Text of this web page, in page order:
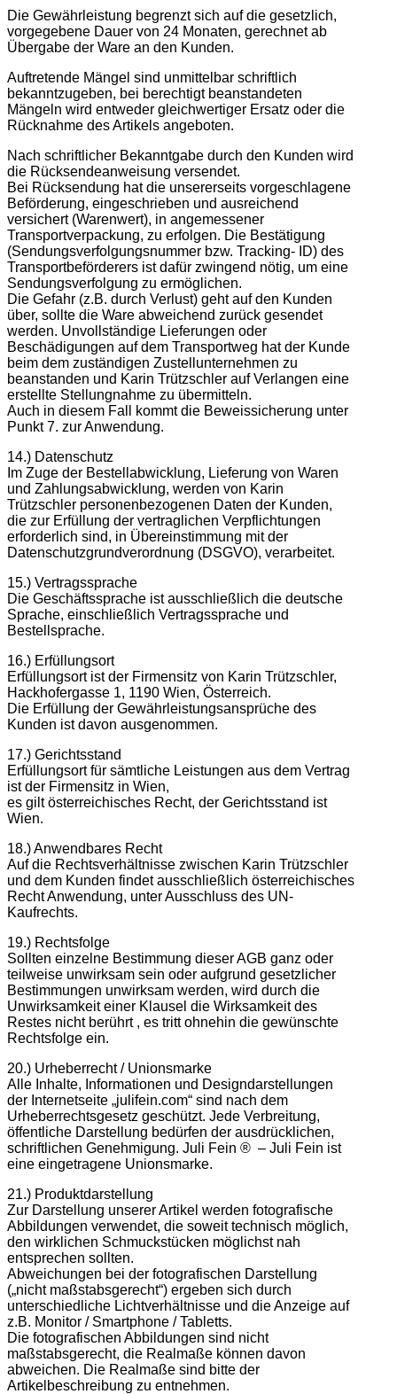
Die Gewährleistung begrenzt sich auf die gesetzlich,
vorgegebene Dauer von 24 Monaten, gerechnet ab
Übergabe der Ware an den Kunden.
Auftretende Mängel sind unmittelbar schriftlich
bekanntzugeben, bei berechtigt beanstandeten
Mängeln wird entweder gleichwertiger Ersatz oder die
Rücknahme des Artikels angeboten.
Nach schriftlicher Bekanntgabe durch den Kunden wird
die Rücksendeanweisung versendet.
Bei Rücksendung hat die unsererseits vorgeschlagene
Beförderung, eingeschrieben und ausreichend
versichert (Warenwert), in angemessener
Transportverpackung, zu erfolgen. Die Bestätigung
(Sendungsverfolgungsnummer bzw. Tracking- ID) des
Transportbeförderers ist dafür zwingend nötig, um eine
Sendungsverfolgung zu ermöglichen.
Die Gefahr (z.B. durch Verlust) geht auf den Kunden
über, sollte die Ware abweichend zurück gesendet
werden. Unvollständige Lieferungen oder
Beschädigungen auf dem Transportweg hat der Kunde
beim dem zuständigen Zustellunternehmen zu
beanstanden und Karin Trützschler auf Verlangen eine
erstellte Stellungnahme zu übermitteln.
Auch in diesem Fall kommt die Beweissicherung unter
Punkt 7. zur Anwendung.
14.) Datenschutz
Im Zuge der Bestellabwicklung, Lieferung von Waren
und Zahlungsabwicklung, werden von Karin
Trützschler personenbezogenen Daten der Kunden,
die zur Erfüllung der vertraglichen Verpflichtungen
erforderlich sind, in Übereinstimmung mit der
Datenschutzgrundverordnung (DSGVO), verarbeitet.
15.) Vertragssprache
Die Geschäftssprache ist ausschließlich die deutsche
Sprache, einschließlich Vertragssprache und
Bestellsprache.
16.) Erfüllungsort
Erfüllungsort ist der Firmensitz von Karin Trützschler,
Hackhofergasse 1, 1190 Wien, Österreich.
Die Erfüllung der Gewährleistungsansprüche des
Kunden ist davon ausgenommen.
17.) Gerichtsstand
Erfüllungsort für sämtliche Leistungen aus dem Vertrag
ist der Firmensitz in Wien,
es gilt österreichisches Recht, der Gerichtsstand ist
Wien.
18.) Anwendbares Recht
Auf die Rechtsverhältnisse zwischen Karin Trützschler
und dem Kunden findet ausschließlich österreichisches
Recht Anwendung, unter Ausschluss des UN-
Kaufrechts.
19.) Rechtsfolge
Sollten einzelne Bestimmung dieser AGB ganz oder
teilweise unwirksam sein oder aufgrund gesetzlicher
Bestimmungen unwirksam werden, wird durch die
Unwirksamkeit einer Klausel die Wirksamkeit des
Restes nicht berührt , es tritt ohnehin die gewünschte
Rechtsfolge ein.
20.) Urheberrecht / Unionsmarke
Alle Inhalte, Informationen und Designdarstellungen
der Internetseite „julifein.com“ sind nach dem
Urheberrechtsgesetz geschützt. Jede Verbreitung,
öffentliche Darstellung bedürfen der ausdrücklichen,
schriftlichen Genehmigung. Juli Fein ® – Juli Fein ist
eine eingetragene Unionsmarke.
21.) Produktdarstellung
Zur Darstellung unserer Artikel werden fotografische
Abbildungen verwendet, die soweit technisch möglich,
den wirklichen Schmuckstücken möglichst nah
entsprechen sollten.
Abweichungen bei der fotografischen Darstellung
(„nicht maßstabsgerecht“) ergeben sich durch
unterschiedliche Lichtverhältnisse und die Anzeige auf
z.B. Monitor / Smartphone / Tabletts.
Die fotografischen Abbildungen sind nicht
maßstabsgerecht, die Realmaße können davon
abweichen. Die Realmaße sind bitte der
Artikelbeschreibung zu entnehmen.